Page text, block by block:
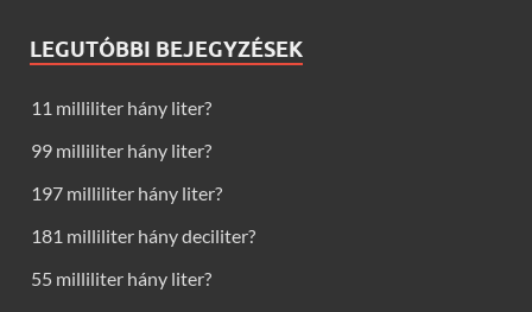
LEGUTÓBBI BEJEGYZÉSEK
11 milliliter hány liter?
99 milliliter hány liter?
197 milliliter hány liter?
181 milliliter hány deciliter?
55 milliliter hány liter?